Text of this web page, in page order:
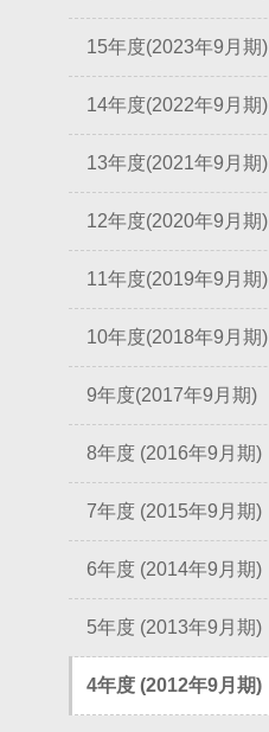
15年度(2023年9月期)
14年度(2022年9月期)
13年度(2021年9月期)
12年度(2020年9月期)
11年度(2019年9月期)
10年度(2018年9月期)
9年度(2017年9月期)
8年度 (2016年9月期)
7年度 (2015年9月期)
6年度 (2014年9月期)
5年度 (2013年9月期)
4年度 (2012年9月期)